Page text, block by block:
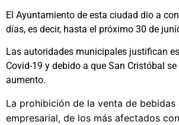
El Ayuntamiento de esta ciudad dio a
días, es decir, hasta el próximo 30 de
Las autoridades municipales justifican
Covid-19 y debido a que San Cristóbal
aumento.
La prohibición de la venta de
empresarial, de los más afectados